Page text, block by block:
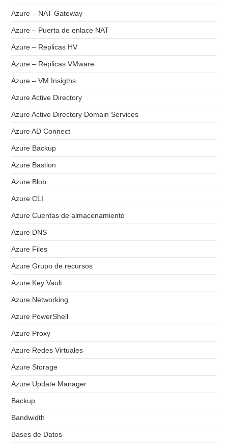
Azure – NAT Gateway
Azure – Puerta de enlace NAT
Azure – Replicas HV
Azure – Replicas VMware
Azure – VM Insigths
Azure Active Directory
Azure Active Directory Domain Services
Azure AD Connect
Azure Backup
Azure Bastion
Azure Blob
Azure CLI
Azure Cuentas de almacenamiento
Azure DNS
Azure Files
Azure Grupo de recursos
Azure Key Vault
Azure Networking
Azure PowerShell
Azure Proxy
Azure Redes Virtuales
Azure Storage
Azure Update Manager
Backup
Bandwidth
Bases de Datos